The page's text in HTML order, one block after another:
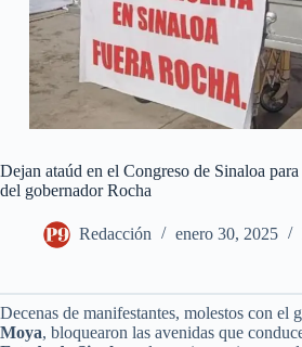
Dejan ataúd en el Congreso de Sinaloa
del gobernador Rocha
Redacción enero 30, 2025
Decenas de manifestantes, molestos con el
Moya, bloquearon las avenidas que